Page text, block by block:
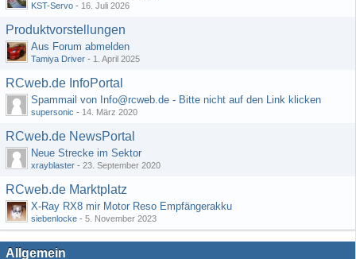
KST-Servo - 16. Juli 2026
Produktvorstellungen
Aus Forum abmelden
Tamiya Driver - 1. April 2025
RCweb.de InfoPortal
Spammail von Info@rcweb.de - Bitte nicht auf den Link klicken
supersonic - 14. März 2020
RCweb.de NewsPortal
Neue Strecke im Sektor
xrayblaster - 23. September 2020
RCweb.de Marktplatz
X-Ray RX8 mir Motor Reso Empfängerakku
siebenlocke - 5. November 2023
Allgemein